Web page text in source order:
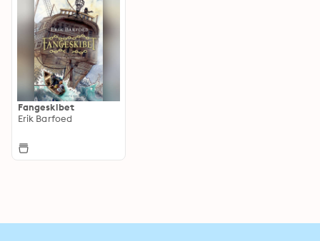
Fangeskibet
Erik Barfoed